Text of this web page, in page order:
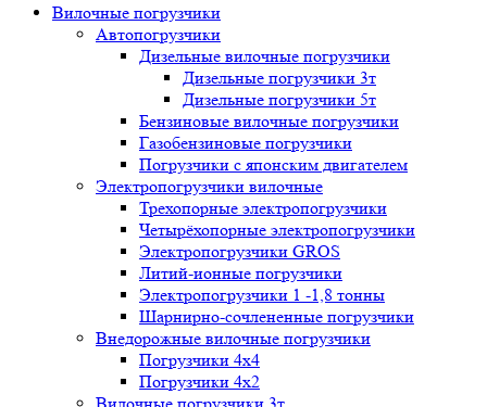
Вилочные погрузчики
Автопогрузчики
Дизельные вилочные погрузчики
Дизельные погрузчики 3т
Дизельные погрузчики 5т
Бензиновые вилочные погрузчики
Газобензиновые погрузчики
Погрузчики с японским двигателем
Электропогрузчики вилочные
Трехопорные электропогрузчики
Четырёхопорные электропогрузчики
Электропогрузчики GROS
Литий-ионные погрузчики
Электропогрузчики 1 -1,8 тонны
Шарнирно-сочлененные погрузчики
Внедорожные вилочные погрузчики
Погрузчики 4х4
Погрузчики 4х2